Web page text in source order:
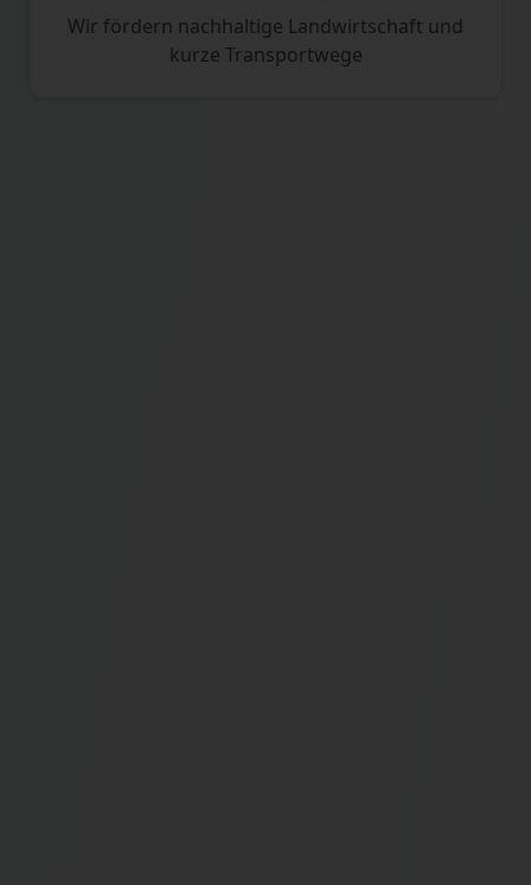
Wir fördern nachhaltige Landwirtschaft und
kurze Transportwege